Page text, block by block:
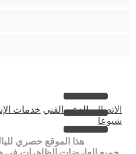
الاتصال بالدعم الفني خدمات
شيوعا
هذا الموقع حصري للبالغين 18 عاما